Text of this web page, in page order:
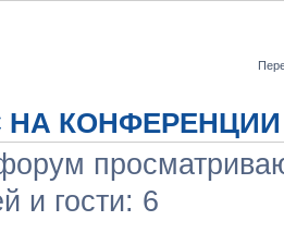
НА КОНФЕРЕНЦИИ
и гости: 6